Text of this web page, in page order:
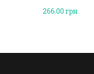
266.00грн.